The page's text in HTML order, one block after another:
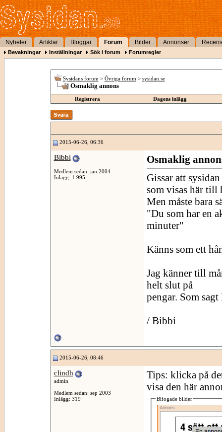
Nyheter Artiklar Bloggar Forum Bilder Annonser
Bevakningar Inställningar Sök i forum Forumregler
Sysidans forum > Övriga forum > sysidan.se
Osmaklig annons
Registrera Dagens inlägg
2015-06-26, 06:36
Bibbi
Medlem sedan: jan 2004
Inlägg: 1 995
Osmaklig
Gissar att
som visas här till
Men måste bara
"Du som har en
minuter"
Känns som ett
Jag känner till
helt slut på
pengar. Som
/ Bibbi
2015-06-26, 08:46
clindh
admin
Medlem sedan: sep 2003
Inlägg: 319
Tips: klicka på
visa den här
Bifogade bilder